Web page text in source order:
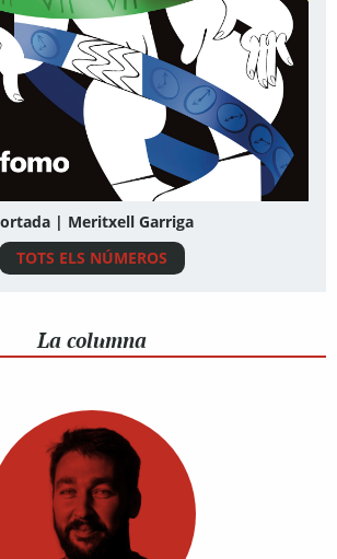
| Meritxell Garriga
TOTS ELS NÚMEROS
La columna